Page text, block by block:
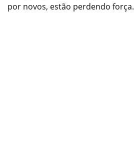
por novos, estão perdendo força.